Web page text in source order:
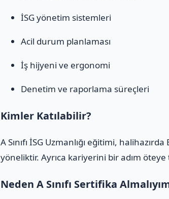
İSG yönetim sistemleri
Acil durum planlaması
İş hijyeni ve ergonomi
Denetim ve raporlama süreçleri
Kimler Katılabilir?
A Sınıfı İSG Uzmanlığı eğitimi,
yöneliktir. Ayrıca kariyerini bir adım
Neden A Sınıfı Sertifika